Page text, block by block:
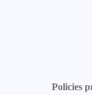
Policies